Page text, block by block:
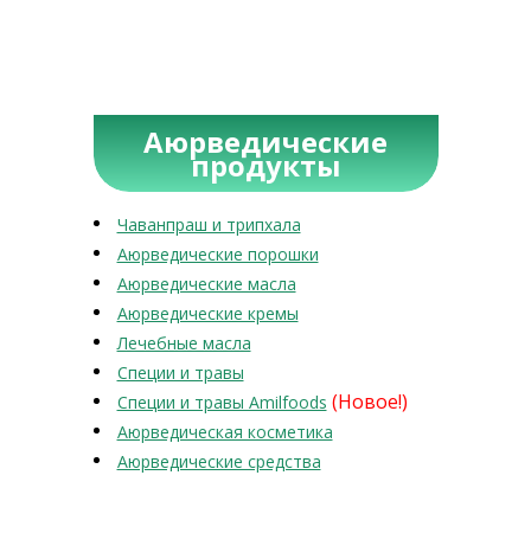
Аюрведические
продукты
Чаванпраш и трипхала
Аюрведические порошки
Аюрведические масла
Аюрведические кремы
Лечебные масла
Специи и травы
Специи и травы Amilfoods (Новое!)
Аюрведическая косметика
Аюрведические средства